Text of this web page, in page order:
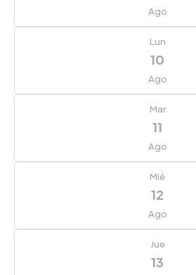
Ago
Lun
10
Ago
Mar
11
Ago
Mié
12
Ago
Jue
13